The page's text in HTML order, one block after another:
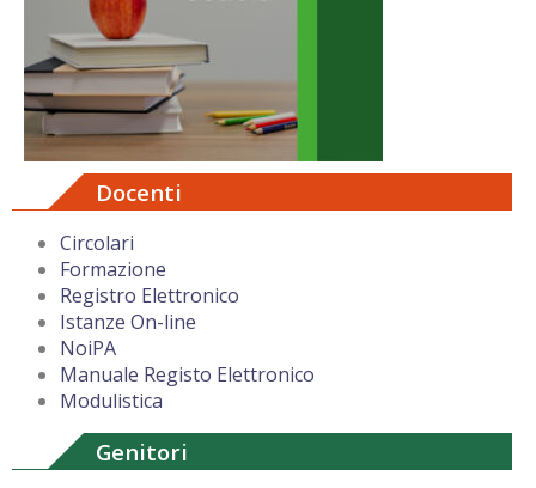
Docenti
Circolari
Formazione
Registro Elettronico
Istanze On-line
NoiPA
Manuale Registo Elettronico
Modulistica
Genitori